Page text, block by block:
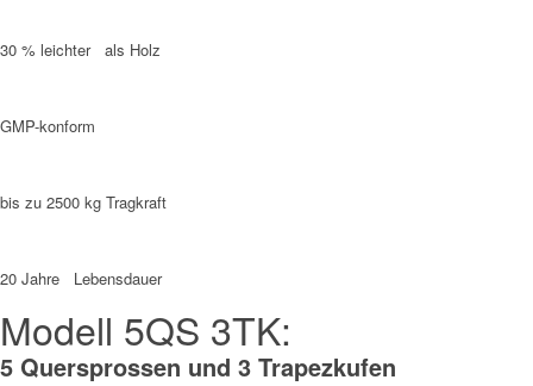
30 % leichter als Holz
GMP-konform
bis zu 2500 kg Tragkraft
20 Jahre Lebensdauer
Modell 5QS 3TK:
5 Quersprossen und 3 Trapezkufen